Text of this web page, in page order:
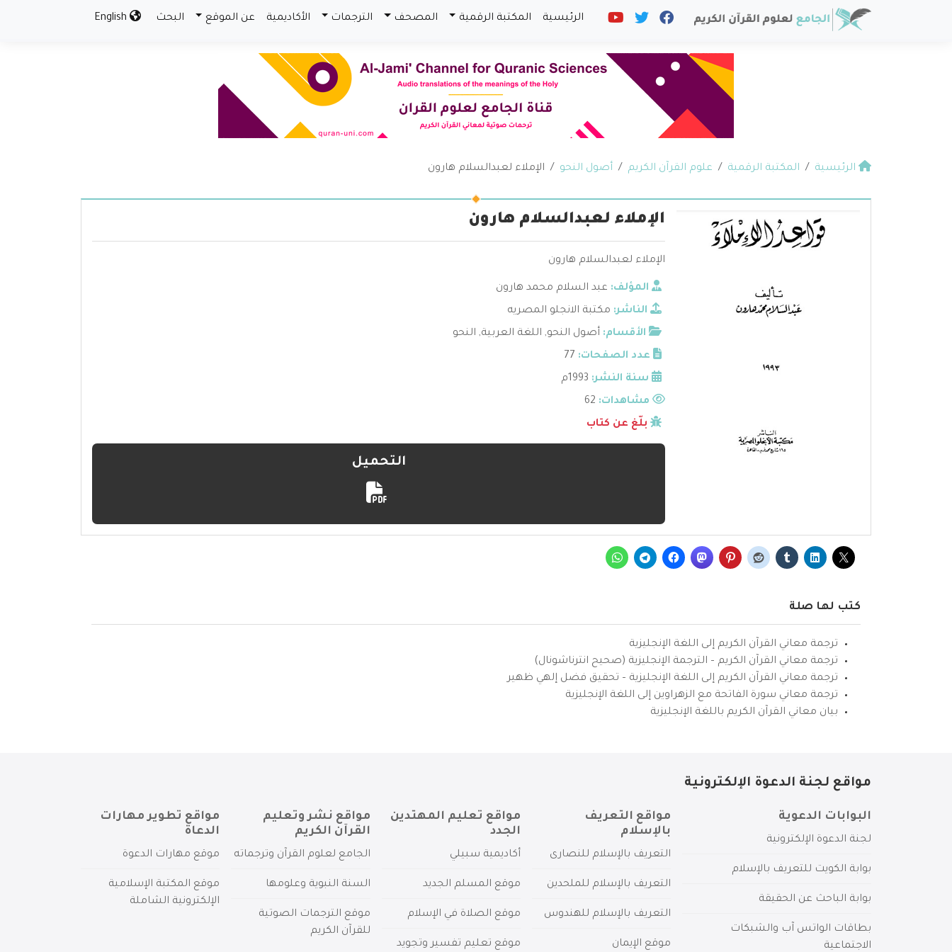
الرئيسية المكتبة الرقمية المصحف الترجمات الأكاديمية عن الموقع البحث
الرئيسية المكتبة الرقمية علوم القرآن الكريم أصول النحو الإملاء لعبدالسلام هارون
الإملاء لعبدالسلام هارون
الإملاء لعبدالسلام هارون
المؤلف: عبد السلام محمد هارون
الناشر: مكتبة الانجلو المصريه
الأقسام: أصول النحو, اللغة العربية, النحو
عدد الصفحات: 77
سنة النشر: 1993م
مشاهدات:
بلّغ عن كتاب
التحميل
كتب لها صلة
ترجمة معاني القرآن الكريم إلى اللغة الإنجليزية
ترجمة معاني القرآن الكريم – الترجمة الإنجليزية (صحيح انترناشونال)
ترجمة معاني القرآن الكريم إلى اللغة الإنجليزية – تحقيق فضل إلهي ظهير
ترجمة معاني سورة الفاتحة مع الزهراوين إلى اللغة الإنجليزية
بيان معاني القرآن الكريم باللغة الإنجليزية
مواقع لجنة الدعوة الإلكترونية
البوابات الدعوية
لجنة الدعوة الإلكترونية
بوابة الكويت للتعريف بالإسلام
بوابة الباحث عن الحقيقة
بطاقات الواتس آب والشبكات
الاجتماعية
مواقع التعريف
بالإسلام
التعريف بالإسلام للنصارى
التعريف بالإسلام للملحدين
التعريف بالإسلام للهندوس
موقع الإيمان
مواقع تعليم المهتدين
الجدد
أكاديمية سبيلي
موقع المسلم الجديد
موقع الصلاة في الإسلام
موقع تعليم تفسير وتجويد
مواقع نشر وتعليم
القرآن الكريم
الجامع لعلوم القرآن وترجماته
السنة النبوية وعلومها
موقع الترجمات الصوتية
للقرآن الكريم
مواقع تطوير مهارات
الدعاة
موقع مهارات الدعوة
موقع المكتبة الإسلامية
الإلكترونية الشاملة